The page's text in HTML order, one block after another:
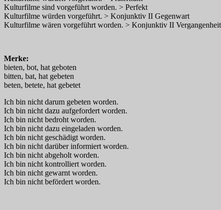
Kulturfilme sind vorgeführt worden. > Perfekt
Kulturfilme würden vorgeführt. > Konjunktiv II Gegenwart
Kulturfilme wären vorgeführt worden. > Konjunktiv II Vergangenheit
Merke:
bieten, bot, hat geboten
bitten, bat, hat gebeten
beten, betete, hat gebetet
Ich bin nicht darum gebeten worden.
Ich bin nicht dazu aufgefordert worden.
Ich bin nicht bedroht worden.
Ich bin nicht dazu eingeladen worden.
Ich bin nicht geschädigt worden.
Ich bin nicht darüber informiert worden.
Ich bin nicht abgeholt worden.
Ich bin nicht kontrolliert worden.
Ich bin nicht gewarnt worden.
Ich bin nicht befördert worden.